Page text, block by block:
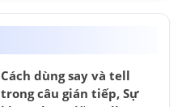
Cách dùng say và tell
trong câu gián tiếp, Sự